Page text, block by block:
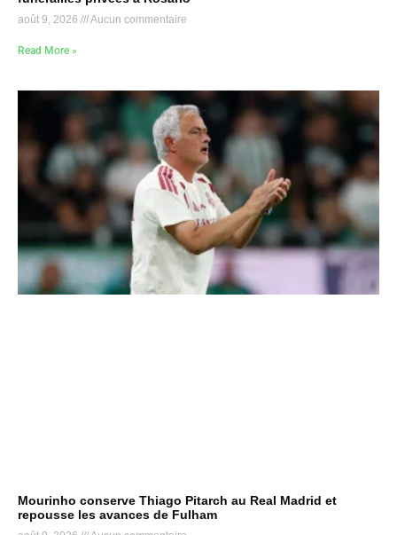
août 9, 2026 Aucun commentaire
Read More »
Mourinho conserve Thiago Pitarch au Real Madrid et
repousse les avances de Fulham